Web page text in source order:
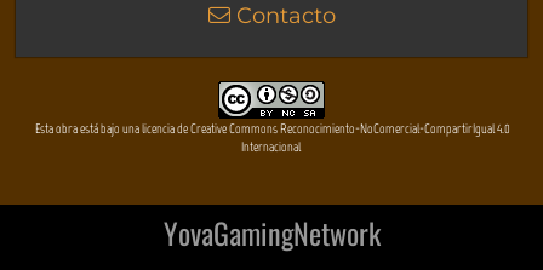
Contacto
Esta obra está bajo una licencia de Creative Commons Reconocimiento-NoComercial-CompartirIgual 4.0
Internacional
YovaGamingNetwork